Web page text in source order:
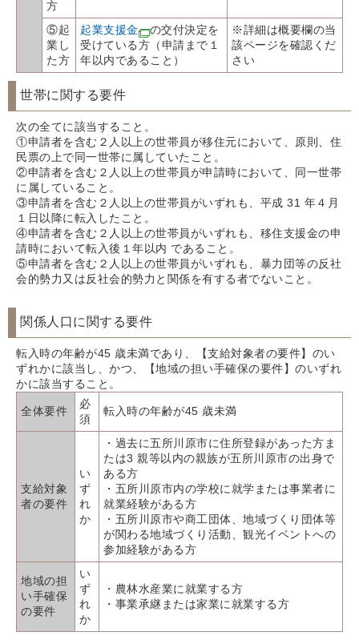
方
⑤起
業し
た方
起業支援金
の交付決定を
受けている方（申請まで１
年以内であること）
※詳細は概要欄の当
該ページを確認くだ
さい
世帯に関する要件
次の全てに該当すること。
①申請者を含む２人以上の世帯員が移住元において、原則、住
民票の上で同一世帯に属していたこと。
②申請者を含む２人以上の世帯員が申請時において、同一世帯
に属していること。
③申請者を含む２人以上の世帯員がいずれも、平成 31 年４月
１日以降に転入したこと。
④申請者を含む２人以上の世帯員がいずれも、移住支援金の申
請時において転入後１年以内 であること。
⑤申請者を含む２人以上の世帯員がいずれも、暴力団等の反社
会的勢力又は反社会的勢力と関係を有する者でないこと。
関係人口に関する要件
転入時の年齢が45 歳未満であり、
【支給対象者の要件】のい
ずれかに該当し、かつ、【地域の担い手確保の要件】のいずれ
かに該当すること。
全体要件
必
須
転入時の年齢が45 歳未満
支給対象
者の要件
い
ず
れ
か
・過去に五所川原市に住所登録があった方ま
たは3 親等以内の親族が五所川原市の出身で
ある方
・五所川原市内の学校に就学または事業者に
就業経験がある方
・五所川原市や商工団体、地域づくり団体等
が関わる地域づくり活動、観光イベントへの
参加経験がある方
地域の担
い手確保
の要件
い
ず
れ
か
・農林水産業に就業する方
・事業承継または家業に就業する方